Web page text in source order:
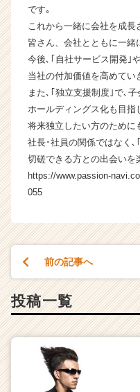
く
サ
イ
ト
チ
ア
キ
ャ
e
e
a
e
です｡
これから一緒に会社を成長
皆さん、会社とともに一緒
今後､｢自社サービス開発｣
当社の付加価値を高めてい
また､｢独立支援制度｣で､
ホールディングス化も目指
将来独立したい方のために
社長･社員の関係ではなく､
切磋できる方との出会いを
https://www.passion-
055
前の記事へ
投稿一覧